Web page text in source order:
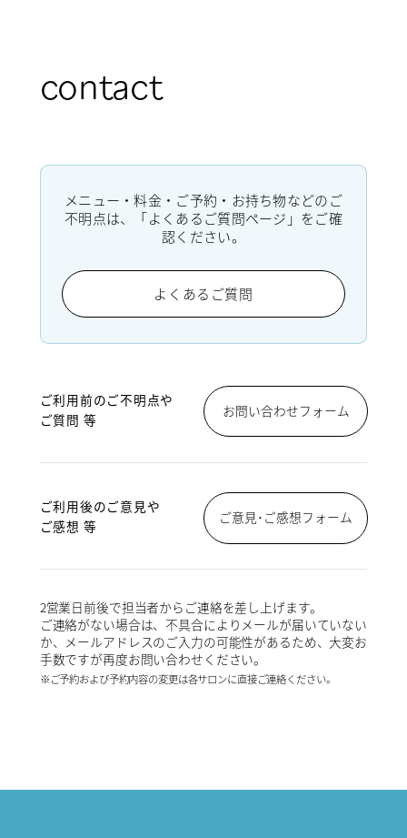
contact
メニュー・料金・ご予約・お持ち物などのご
不明点は、「よくあるご質問ページ」をご確
認ください。
よくあるご質問
ご利用前のご不明点や
ご質問 等
お問い合わせフォーム
ご利用後のご意見や
ご感想 等
ご意見･ご感想フォーム
2営業日前後で担当者からご連絡を差し上げます。
ご連絡がない場合は、不具合によりメールが届いていない
か、メールアドレスのご入力の可能性があるため、大変お
手数ですが再度お問い合わせください。
※ご予約および予約内容の変更は各サロンに直接ご連絡ください。